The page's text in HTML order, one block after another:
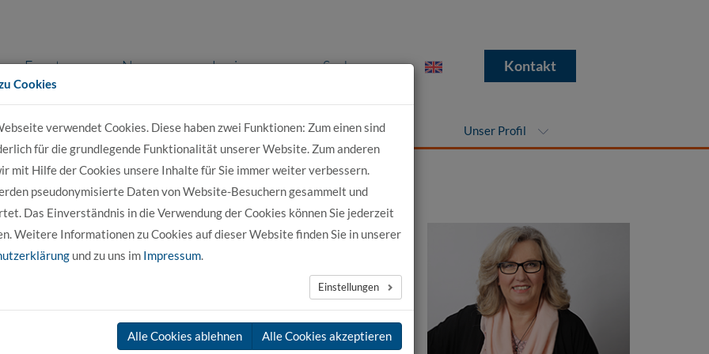
Events News Login Suche Kontakt
Bewerber Für Studierende Für Unternehmen Unser Profil
entschieden haben und wünschen Ihnen einen guten Start und
Cookies
verwendet Cookies. Diese haben zwei Funktionen: Zum einen sind
für die grundlegende Funktionalität unserer Website. Zum anderen
mit Hilfe der Cookies unsere Inhalte für Sie immer weiter verbessern.
pseudonymisierte Daten von Website-Besuchern gesammelt und
Das Einverständnis in die Verwendung der Cookies können Sie jederzeit
Weitere Informationen zu Cookies auf dieser Website finden Sie in unserer
und zu uns im Impressum.
Einstellungen
Alle Cookies ablehnen Alle Cookies akzeptieren